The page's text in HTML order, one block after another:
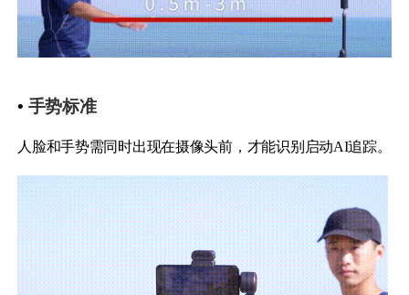
• 手势标准
人脸和手势需同时出现在摄像头前，才能识别启动AI追踪。